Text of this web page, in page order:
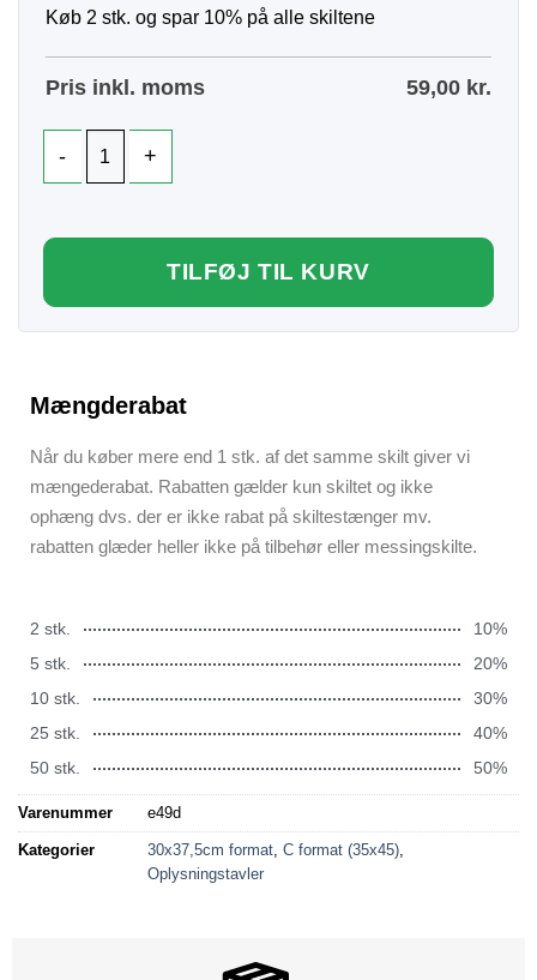
Køb 2 stk. og spar 10% på alle skiltene
Pris inkl. moms 59,00 kr.
TILFØJ TIL KURV
Mængderabat
Når du køber mere end 1 stk. af det samme skilt giver vi
mængederabat. Rabatten gælder kun skiltet og ikke
ophæng dvs. der er ikke rabat på skiltestænger mv.
rabatten glæder heller ikke på tilbehør eller messingskilte.
2 stk.
10%
5 stk.
20%
10 stk.
30%
25 stk.
40%
50 stk.
50%
Varenummer e49d
Kategorier 30x37,5cm format C format (35x45)
Oplysningstavler